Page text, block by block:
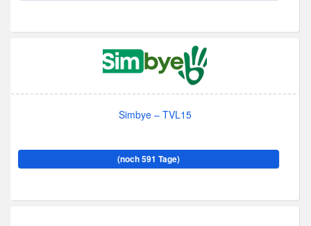
Simbye – TVL15
(noch 591 Tage)